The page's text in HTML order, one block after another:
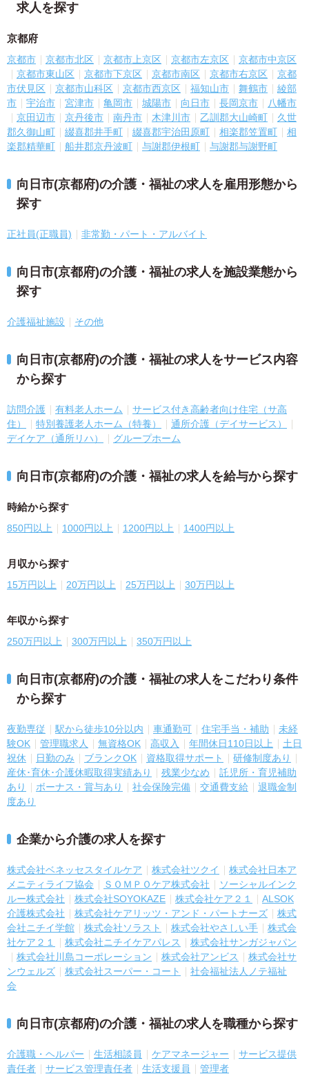
求人を探す
京都府
京都市 京都市北区 京都市上京区 京都市左京区
京都市中京区
京都市東山区
京都市下京区 京都市南区 京都市右京区
京都
市伏見区
京都市山科区 京都市西京区 福知山市 舞鶴市
綾部
市
宇治市 宮津市 亀岡市 城陽市 向日市 長岡京市
八幡市
京田辺市
京丹後市 南丹市 木津川市 乙訓郡大山崎町
久世
郡久御山町
綴喜郡井手町 綴喜郡宇治田原町 相楽郡笠置町
相
楽郡精華町
船井郡京丹波町 与謝郡伊根町 与謝郡与謝野町
向日市(京都府)の介護・福祉の求人を雇用形態から
探す
正社員(正職員) 非常勤・パート・アルバイト
向日市(京都府)の介護・福祉の求人を施設業態から
探す
介護福祉施設 その他
向日市(京都府)の介護・福祉の求人をサービス内容
から探す
訪問介護 有料老人ホーム
サービス付き高齢者向け住宅（サ高
住）
特別養護老人ホーム（特養）
通所介護（デイサービス）
デイケア（通所リハ）
グループホーム
向日市(京都府)の介護・福祉の求人を給与から探す
時給から探す
850円以上 1000円以上 1200円以上 1400円以上
月収から探す
15万円以上 20万円以上 25万円以上 30万円以上
年収から探す
250万円以上 300万円以上 350万円以上
向日市(京都府)の介護・福祉の求人をこだわり条件
から探す
夜勤専従 駅から徒歩10分以内 車通勤可 住宅手当・補助
未経
験OK
管理職求人 無資格OK 高収入 年間休日110日以上
土日
祝休
日勤のみ ブランクOK 資格取得サポート
研修制度あり
産休･育休･介護休暇取得実績あり
残業少なめ
託児所・育児補助
あり
ボーナス・賞与あり 社会保険完備 交通費支給
退職金制
度あり
企業から介護の求人を探す
株式会社ベネッセスタイルケア 株式会社ツクイ
株式会社日本ア
メニティライフ協会
ＳＯＭＰＯケア株式会社
ソーシャルインク
ルー株式会社
株式会社SOYOKAZE 株式会社ケア２１
ALSOK
介護株式会社
株式会社ケアリッツ・アンド・パートナーズ
株式
会社ニチイ学館
株式会社ソラスト 株式会社やさしい手
株式会
社ケア２１
株式会社ニチイケアパレス
株式会社サンガジャパン
株式会社川島コーポレーション
株式会社アンビス
株式会社サ
ンウェルズ
株式会社スーパー・コート
社会福祉法人ノテ福祉
会
向日市(京都府)の介護・福祉の求人を職種から探す
介護職・ヘルパー 生活相談員 ケアマネージャー
サービス提供
責任者
サービス管理責任者 生活支援員 管理者